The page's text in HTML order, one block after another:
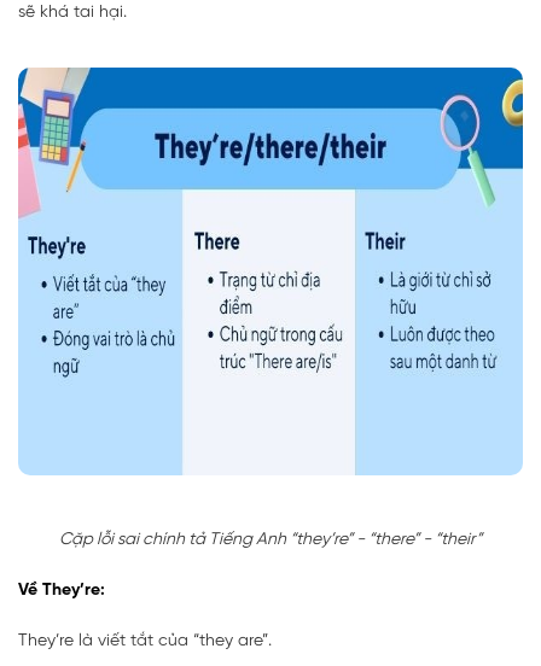
sẽ khá tai hại.
Cặp lỗi sai chính tả Tiếng Anh “they’re” - “there” - “their”
Về They’re:
They’re là viết tắt của “they are”.